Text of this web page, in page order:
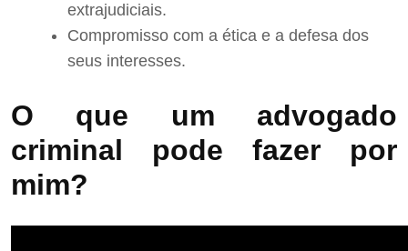
extrajudiciais.
Compromisso com a ética e a defesa dos
seus interesses.
O que um advogado
criminal pode fazer por
mim?